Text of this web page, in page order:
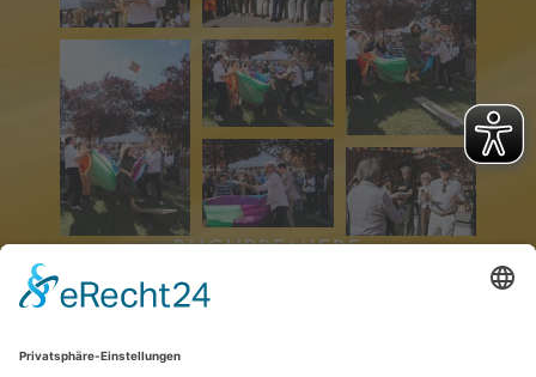
BUCHPREMIERE
Fotos: Simone Voggenreiter